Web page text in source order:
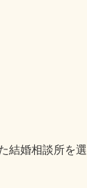
結婚相談所を選